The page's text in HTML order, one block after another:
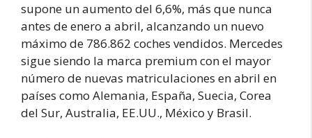
supone un aumento del 6,6%, más que nunca
antes de enero a abril, alcanzando un nuevo
máximo de 786.862 coches vendidos. Mercedes
sigue siendo la marca premium con el mayor
número de nuevas matriculaciones en abril en
países como Alemania, España, Suecia, Corea
del Sur, Australia, EE.UU., México y Brasil.